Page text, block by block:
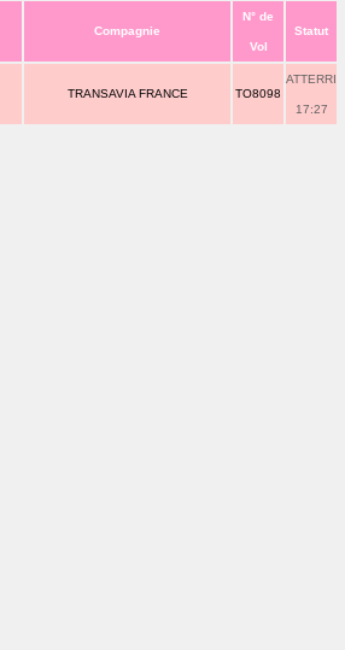
Compagnie
N° de
Vol
Statut
TRANSAVIA FRANCE TO8098
ATTERRI
17:27